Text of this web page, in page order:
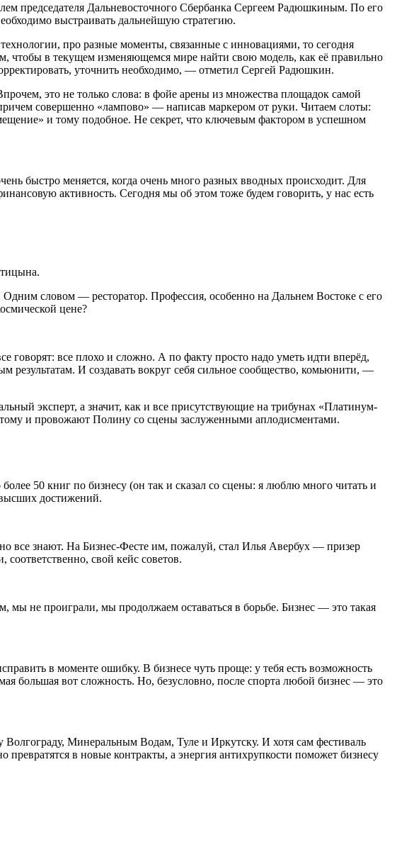
председателя Дальневосточного Сбербанка Сергеем Радюшкиным. По его
выстраивать дальнейшую стратегию.
про разные моменты, связанные с инновациями, то сегодня
чтобы в текущем изменяющемся мире найти свою модель, как её правильно
уточнить необходимо, — отметил Сергей Радюшкин.
это не только слова: в фойе арены из множества площадок самой
совершенно «лампово» — написав маркером от руки. Читаем слоты:
и тому подобное. Не секрет, что ключевым фактором в успешном
быстро меняется, когда очень много разных вводных происходит. Для
активность. Сегодня мы об этом тоже будем говорить, у нас есть
словом — ресторатор. Профессия, особенно на Дальнем Востоке с его
цене?
говорят: все плохо и сложно. А по факту просто надо уметь идти вперёд,
результатам. И создавать вокруг себя сильное сообщество, комьюнити, —
эксперт, а значит, как и все присутствующие на трибунах «Платинум-
и провожают Полину со сцены заслуженными аплодисментами.
50 книг по бизнесу (он так и сказал со сцены: я люблю много читать и
высших достижений.
все знают. На Бизнес-Фесте им, пожалуй, стал Илья Авербух — призер
свой кейс советов.
мы не проиграли, мы продолжаем оставаться в борьбе. Бизнес — это такая
в моменте ошибку. В бизнесе чуть проще: у тебя есть возможность
большая вот сложность. Но, безусловно, после спорта любой бизнес — это
Волгограду, Минеральным Водам, Туле и Иркутску. И хотя сам фестиваль
превратятся в новые контракты, а энергия антихрупкости поможет бизнесу